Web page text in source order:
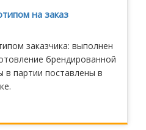
на заказ
заказчика: выполнен
брендированной
в партии поставлены в